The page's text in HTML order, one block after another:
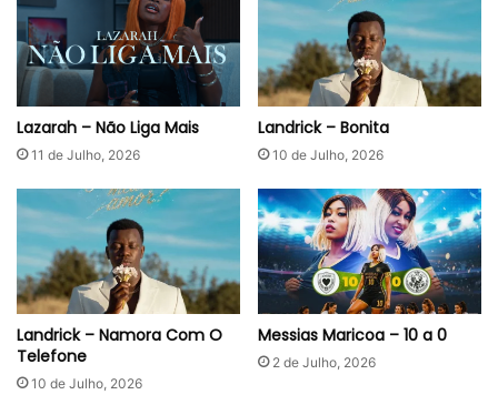
Lazarah – Não Liga Mais
11 de Julho, 2026
Landrick – Bonita
10 de Julho, 2026
Landrick – Namora Com O
Telefone
10 de Julho, 2026
Messias Maricoa – 10 a 0
2 de Julho, 2026